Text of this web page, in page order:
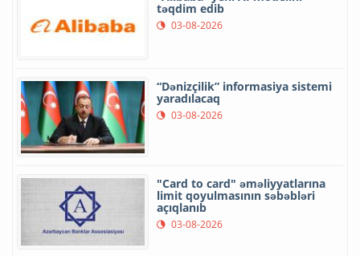
təqdim edib
03-08-2026
“Dənizçilik” informasiya sistemi
yaradılacaq
03-08-2026
"Card to card" əməliyyatlarına
limit qoyulmasının səbəbləri
açıqlanıb
03-08-2026